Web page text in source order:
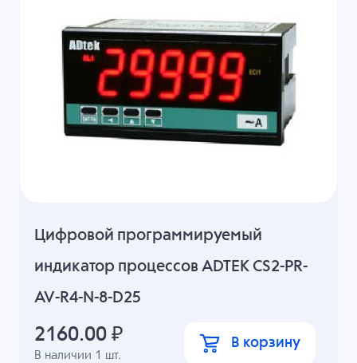
Цифровой программируемый
индикатор процессов ADTEK CS2-PR-
AV-R4-N-8-D25
В наличии 1 шт.
2160.00 ₽ В корзину